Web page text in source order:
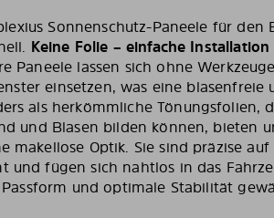
Sonnenschutz-Paneele für den
Keine Folie – einfache
Paneele lassen sich ohne
einsetzen, was eine blasenfreie
als herkömmliche Tönungsfolien,
und Blasen bilden können, bieten
makellose Optik. Sie sind präzise
und fügen sich nahtlos in das
und optimale Stabilität